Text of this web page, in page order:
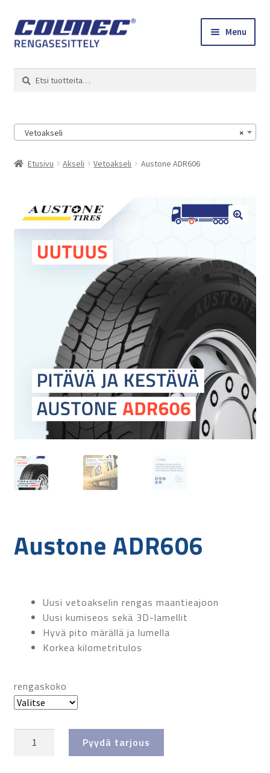
Skip
to
Skip
to
Menu
Colmec
0 tuotetta tarjouspyynnössä
Etsi:
Haku
×
Vetoakseli
Etusivu Akseli Vetoakseli Austone ADR606
Austone ADR606
Uusi vetoakselin rengas maantieajoon
Uusi kumiseos sekä 3D-lamellit
Hyvä pito märällä ja lumella
Korkea kilometritulos
rengaskoko
Austone
ADR606
Pyydä tarjous